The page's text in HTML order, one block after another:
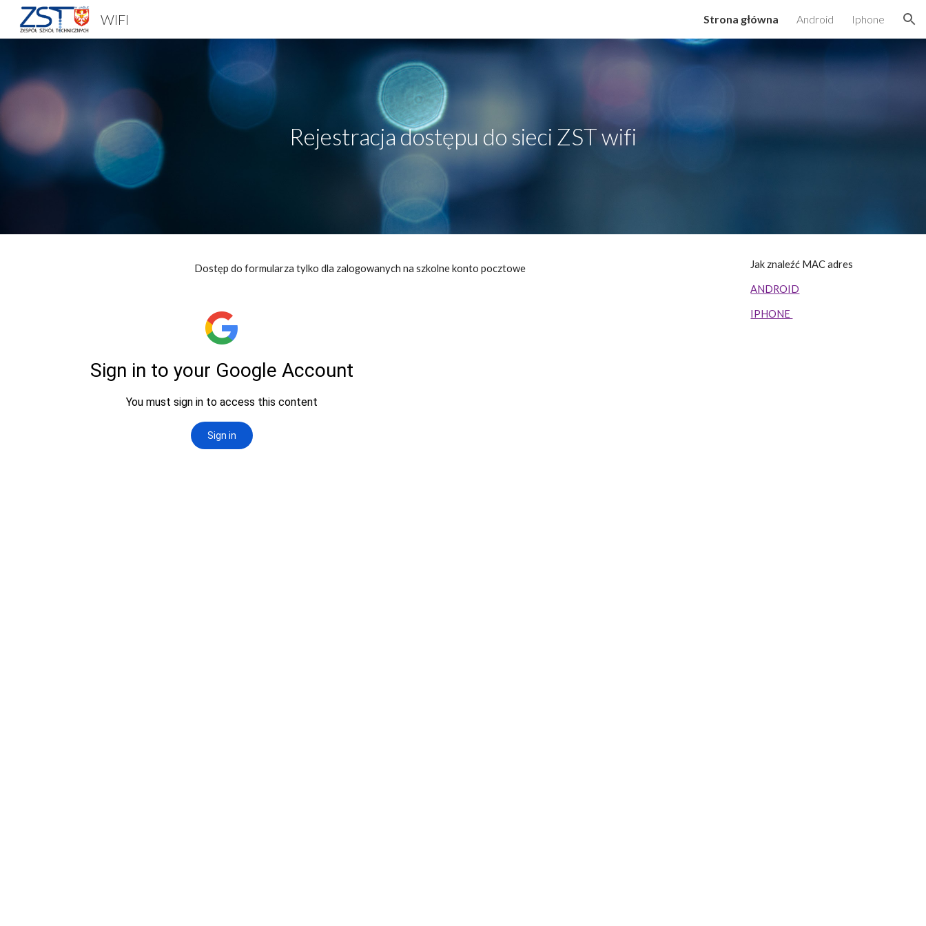
WIFI Strona główna Android Iphone
Rejestracja dostępu do sieci ZST wifi
Dostęp do formularza tylko dla zalogowanych na szkolne konto pocztowe Jak znaleźć MAC adres
ANDROID
IPHONE